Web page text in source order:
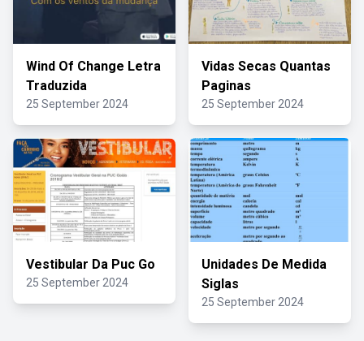
Wind Of Change Letra
Traduzida
25 September 2024
Vidas Secas Quantas
Paginas
25 September 2024
Vestibular Da Puc Go
25 September 2024
Unidades De Medida
Siglas
25 September 2024